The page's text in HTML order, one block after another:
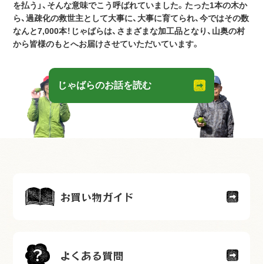
を払う」、そんな意味でこう呼ばれていました。たった1本の木か
ら、過疎化の救世主として大事に、大事に育てられ、今ではその数
なんと7,000本！じゃばらは、さまざまな加工品となり、山奥の村
から皆様のもとへお届けさせていただいています。
じゃばらのお話を読む
お買い物ガイド
よくある質問